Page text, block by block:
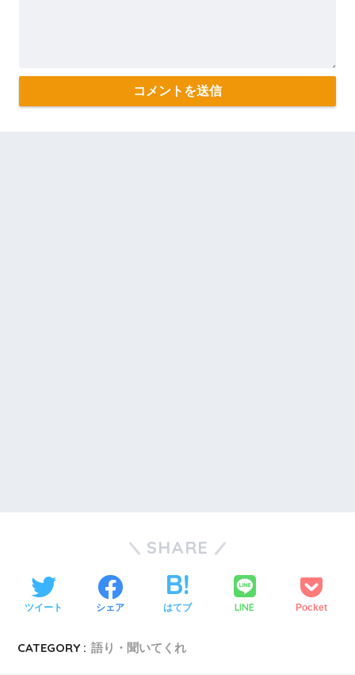
SHARE
ツイート シェア はてブ LINE Pocket
CATEGORY : 語り・聞いてくれ